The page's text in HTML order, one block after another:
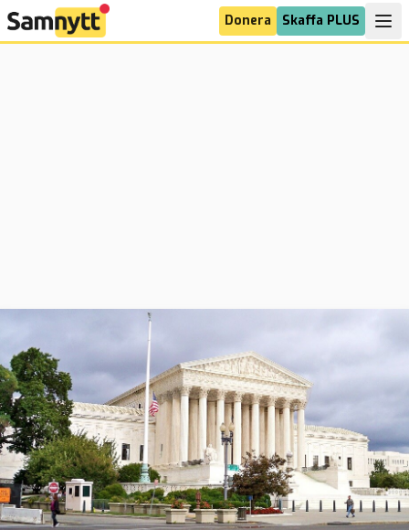
Donera Skaffa PLUS